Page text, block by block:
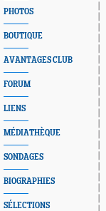
PHOTOS
BOUTIQUE
AVANTAGES CLUB
FORUM
LIENS
MÉDIATHÈQUE
SONDAGES
BIOGRAPHIES
SÉLECTIONS